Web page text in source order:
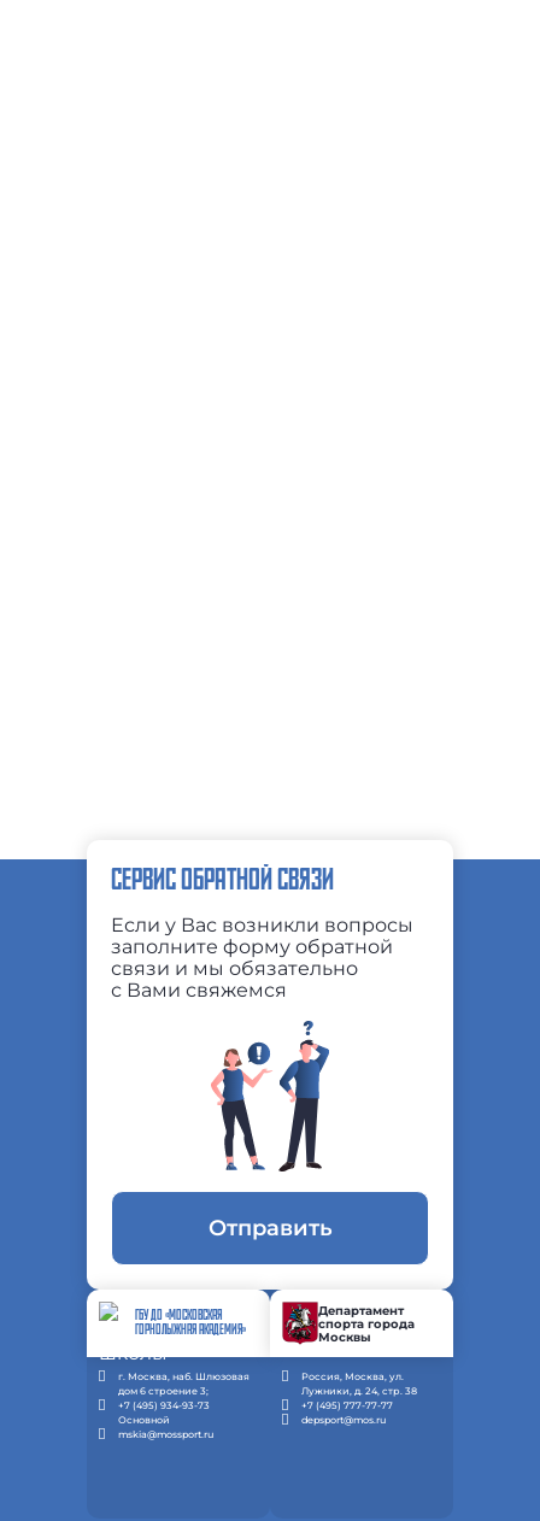
СЕРВИС ОБРАТНОЙ СВЯЗИ
Если у Вас возникли вопросы
заполните форму обратной
связи и мы обязательно
с Вами свяжемся
Отправить
ГБУ ДО «МОСКОВСКАЯ
ГОРНОЛЫЖНАЯ АКАДЕМИЯ»
г. Москва, наб. Шлюзовая
дом 6 строение 3;
+7 (495) 934-93-73
Основной
mskia@mossport.ru
Департамент
спорта города
Москвы
Россия, Москва, ул.
Лужники, д. 24, стр. 38
+7 (495) 777-77-77
depsport@mos.ru